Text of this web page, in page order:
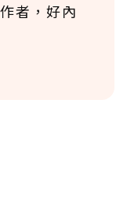
者，好內